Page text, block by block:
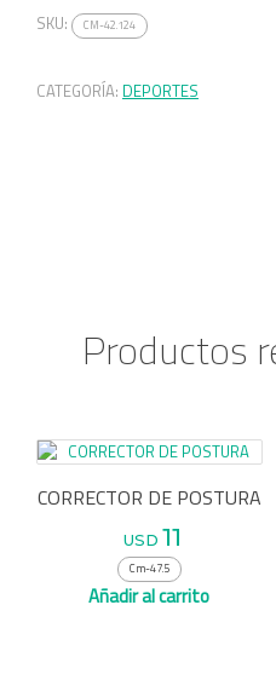
SKU: CM-42.124
CATEGORÍA: DEPORTES
Productos
CORRECTOR DE POSTURA
USD 11
Cm-47.5
Añadir al carrito